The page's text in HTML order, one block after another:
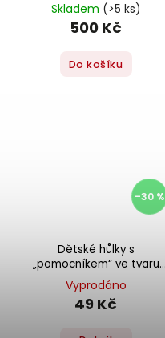
Skladem (>5 ks)
500 Kč
Do košíku
–30 %
Dětské hůlky s
„pomocníkem“ ve tvaru
sloníka
Vyprodáno
49 Kč